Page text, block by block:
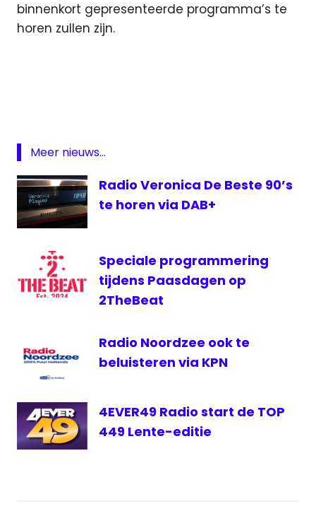
binnenkort gepresenteerde programma’s te
horen zullen zijn.
Joy
Nico
Silvius
Radio
RadioNL
Waterstad
Meer nieuws...
Radio Veronica De Beste 90’s
te horen via DAB+
Speciale programmering
tijdens Paasdagen op
2TheBeat
Radio Noordzee ook te
beluisteren via KPN
4EVER49 Radio start de TOP
449 Lente-editie